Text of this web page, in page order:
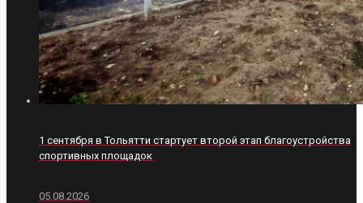
1 сентября в Тольятти стартует второй этап благоустройства
спортивных площадок
05.08.2026